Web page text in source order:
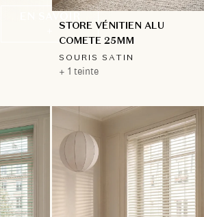
STORE VÉNITIEN ALU
COMETE 25MM
SOURIS SATIN
+ 1 teinte